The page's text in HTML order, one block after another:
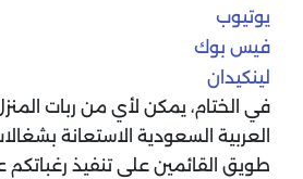
يوتيوب
فيس بوك
لينكيدان
في الختام، يمكن لأي من ربات
العربية السعودية الاستعانة
طويق القائمين على تنفيذ